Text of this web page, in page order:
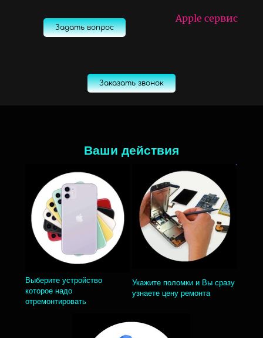
Задать вопрос
Apple сервис
Заказать звонок
Ваши действия
Выберите устройство
которое надо
отремонтировать
Укажите поломки и Вы сразу
узнаете цену ремонта